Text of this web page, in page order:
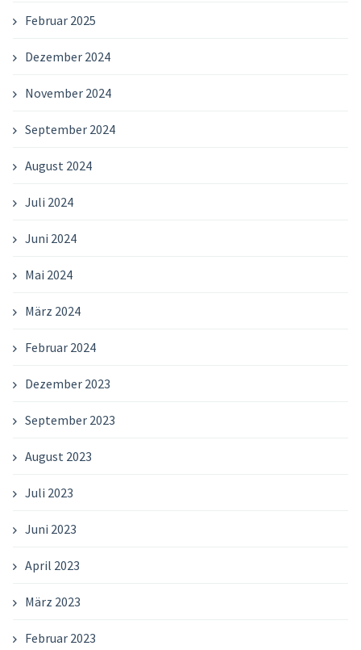
Februar 2025
Dezember 2024
November 2024
September 2024
August 2024
Juli 2024
Juni 2024
Mai 2024
März 2024
Februar 2024
Dezember 2023
September 2023
August 2023
Juli 2023
Juni 2023
April 2023
März 2023
Februar 2023